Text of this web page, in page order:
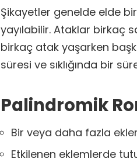
Şikayetler genelde elde
yayılabilir. Ataklar birkaç
birkaç atak yaşarken
süresi ve sıklığında bir
Palindromik
Bir veya daha fazla
Etkilenen eklemlerde